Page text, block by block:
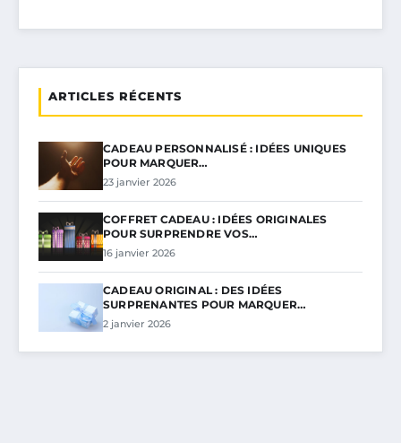
ARTICLES RÉCENTS
CADEAU PERSONNALISÉ : IDÉES UNIQUES
POUR MARQUER…
23 janvier 2026
COFFRET CADEAU : IDÉES ORIGINALES
POUR SURPRENDRE VOS…
16 janvier 2026
CADEAU ORIGINAL : DES IDÉES
SURPRENANTES POUR MARQUER…
2 janvier 2026